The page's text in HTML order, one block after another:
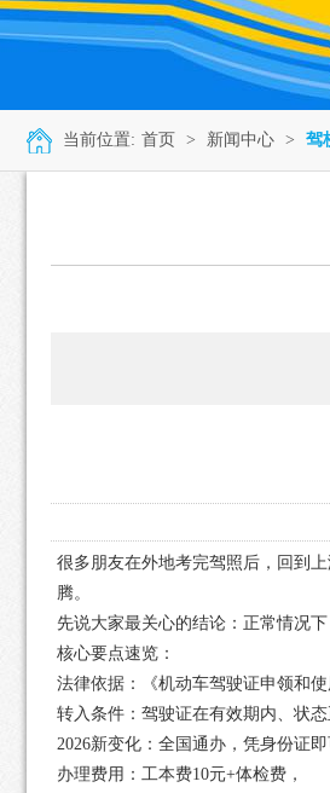
当前位置: 首页 > 新闻中心 > 驾
很多朋友在外地考完驾照后，回到
腾。
先说大家最关心的结论：正常情况
核心要点速览：
法律依据：《机动车驾驶证申领和
转入条件：驾驶证在有效期内、状
2026新变化：全国通办，凭身份证
办理费用：工本费10元+体检费，